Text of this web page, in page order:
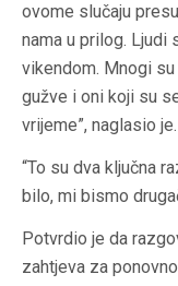
ovome slučaju
nama u prilog. Ljudi
vikendom. Mnogi
gužve i oni koji su
vrijeme”, naglasio je.
“To su dva ključna
bilo, mi bismo
Potvrdio je da
zahtjeva za